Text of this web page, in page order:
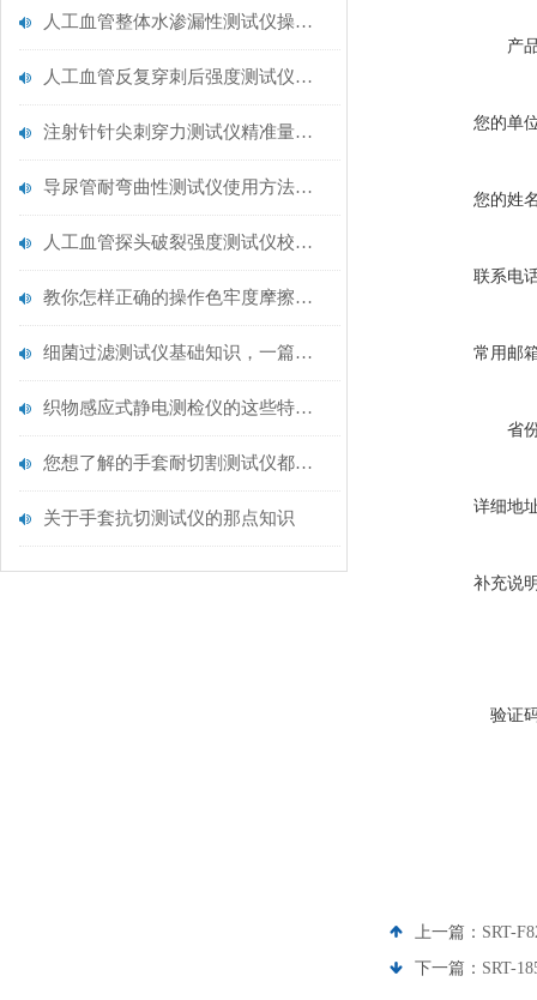
人工血管整体水渗漏性测试仪操作中最容易出错的步骤
人工血管反复穿刺后强度测试仪是什么？透析患者的“生命管“质量靠它把关！
注射针针尖刺穿力测试仪精准量化针尖锋利度，构筑临床安全防线
导尿管耐弯曲性测试仪使用方法与操作规范
人工血管探头破裂强度测试仪校准规范：精准赋能医疗安全的技术基准
教你怎样正确的操作色牢度摩擦测试机
细菌过滤测试仪基础知识，一篇搞定
织物感应式静电测检仪的这些特点很少有人都知道
您想了解的手套耐切割测试仪都在这里了
关于手套抗切测试仪的那点知识
产
您的单
您的姓
联系电
常用邮
省
详细地
补充说
验证
上一篇： SRT-
下一篇： SRT-